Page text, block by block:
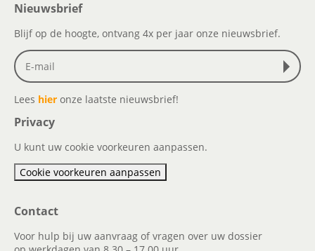
Nieuwsbrief
Blijf op de hoogte, ontvang 4x per jaar onze nieuwsbrief.
Lees hier onze laatste nieuwsbrief!
Privacy
U kunt uw cookie voorkeuren aanpassen.
Cookie voorkeuren aanpassen
Contact
Voor hulp bij uw aanvraag of vragen over uw dossier